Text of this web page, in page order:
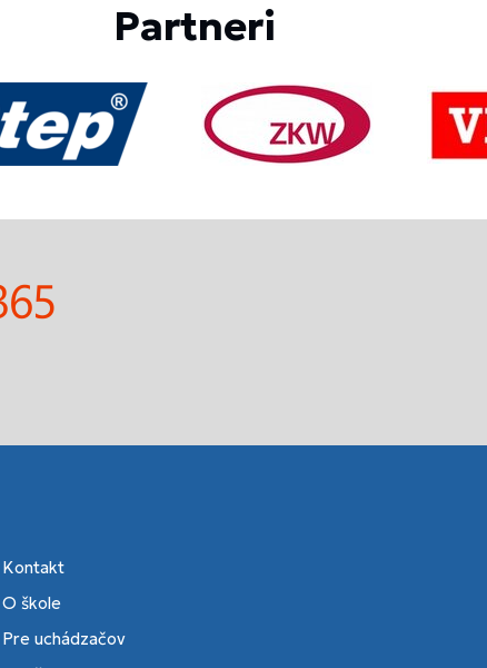
Partneri
Kontakt
O škole
Pre uchádzačov